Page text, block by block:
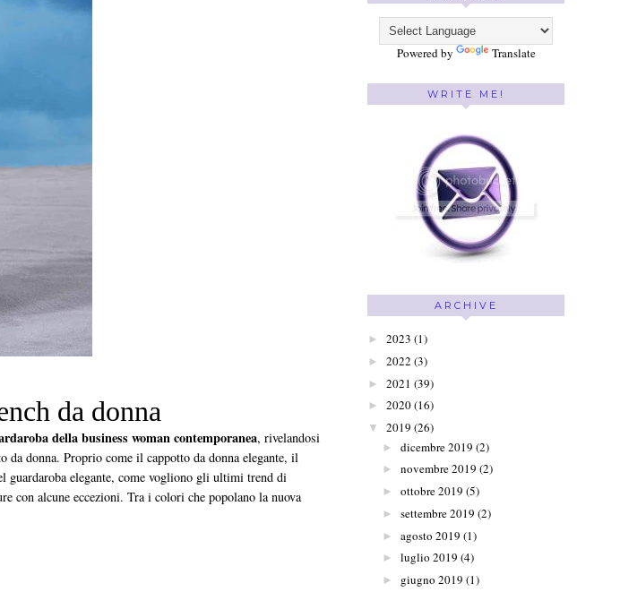
da donna
della business woman contemporanea, rivelandosi
donna. Proprio come il cappotto da donna elegante, il
guardaroba elegante, come vogliono gli ultimi trend di
con alcune eccezioni. Tra i colori che popolano la nuova
Powered by Translate
WRITE ME!
ARCHIVE
► 2023 (1)
► 2022 (3)
► 2021 (39)
► 2020(16)
▼ 2019 (26)
► dicembre 2019 (2)
► novembre 2019 (2)
► ottobre 2019 (5)
► settembre 2019 (2)
► agosto 2019 (1)
► luglio 2019 (4)
► giugno 2019 (1)